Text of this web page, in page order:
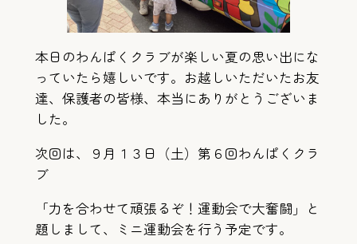
本日のわんぱくクラブが楽しい夏の思い出にな
っていたら嬉しいです。お越しいただいたお友
達、保護者の皆様、本当にありがとうございま
した。
次回は、９月１３日（土）第６回わんぱくクラ
ブ
「力を合わせて頑張るぞ！運動会で大奮闘」と
題しまして、ミニ運動会を行う予定です。